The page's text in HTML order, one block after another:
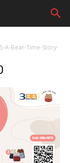
A-Bear-Time-Story-